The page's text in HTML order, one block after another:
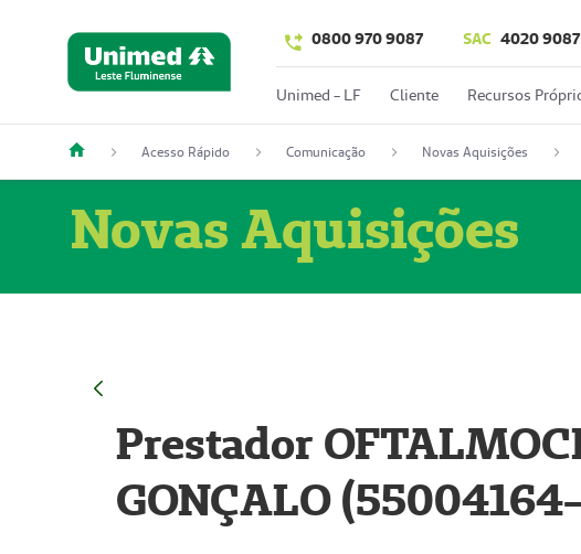
0800 970 9087 SAC 4020 9087
Unimed - LF Cliente Recursos
Acesso Rápido Comunicação Novas Aquisições
Novas Aquisições
Prestador
GONÇALO